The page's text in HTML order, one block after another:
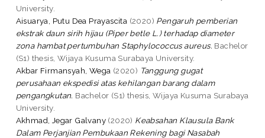
University.
Aisuarya, Putu Dea Prayascita (2020) Pengaruh pemberian
ekstrak daun sirih hijau (Piper betle L.) terhadap diameter
zona hambat pertumbuhan Staphylococcus aureus. Bachelor
(S1) thesis, Wijaya Kusuma Surabaya University.
Akbar Firmansyah, Wega (2020) Tanggung gugat
perusahaan ekspedisi atas kehilangan barang dalam
pengangkutan. Bachelor (S1) thesis, Wijaya Kusuma Surabaya
University.
Akhmad, Jegar Galvany (2020) Keabsahan Klausula Bank
Dalam Perjanjian Pembukaan Rekening bagi Nasabah